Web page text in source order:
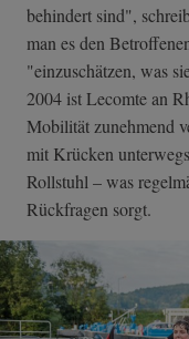
behindert sind",
man es den
"einzuschätzen, was
2004 ist Lecomte an
Mobilität zunehmend
mit Krücken
Rollstuhl – was
Rückfragen sorgt.